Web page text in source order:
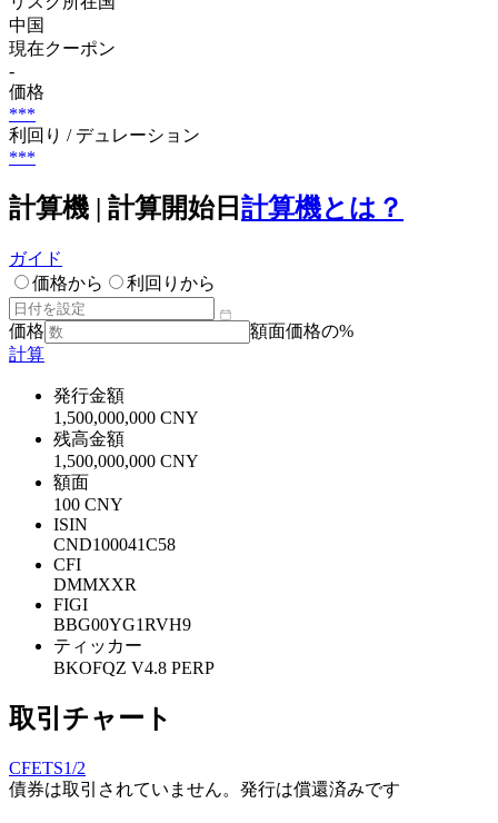
中国
現在クーポン
-
価格
***
利回り / デュレーション
***
計算機 | 計算開始日 計算機とは？
ガイド
価格から
利回りから
価格
額面価格の%
計算
発行金額
1,500,000,000 CNY
残高金額
1,500,000,000 CNY
額面
100 CNY
ISIN
CND100041C58
CFI
DMMXXR
FIGI
BBG00YG1RVH9
ティッカー
BKOFQZ V4.8 PERP
取引チャート
CFETS1/2
債券は取引されていません。発行は償還済みです